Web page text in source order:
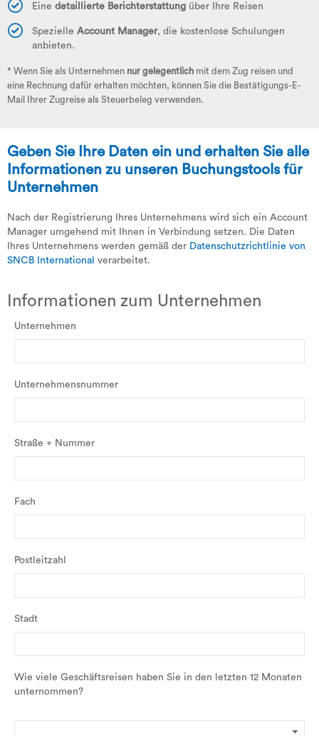
Eine detaillierte Berichterstattung über Ihre Reisen
Spezielle Account Manager, die kostenlose Schulungen
anbieten.
* Wenn Sie als Unternehmen nur gelegentlich mit dem Zug reisen und
eine Rechnung dafür erhalten möchten, können Sie die Bestätigungs-E-
Mail Ihrer Zugreise als Steuerbeleg verwenden.
Geben Sie Ihre Daten ein und erhalten Sie alle
Informationen zu unseren Buchungstools für
Unternehmen
Nach der Registrierung Ihres Unternehmens wird sich ein Account
Manager umgehend mit Ihnen in Verbindung setzen. Die Daten
Ihres Unternehmens werden gemäß der Datenschutzrichtlinie von
SNCB International verarbeitet.
Informationen zum Unternehmen
Unternehmen
Unternehmensnummer
Straße + Nummer
Fach
Postleitzahl
Stadt
Wie viele Geschäftsreisen haben Sie in den letzten 12 Monaten
unternommen?